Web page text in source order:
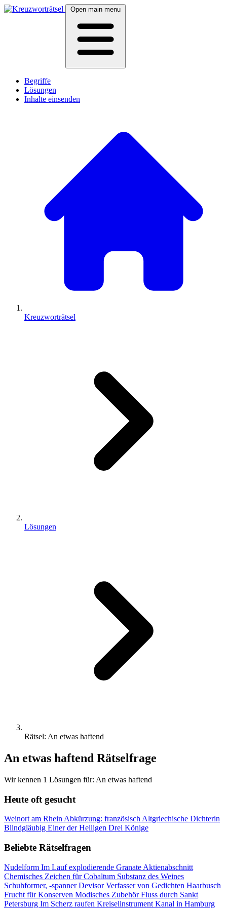
Open main menu
Begriffe
Lösungen
Inhalte einsenden
Kreuzworträtsel
Lösungen
Rätsel: An etwas haftend
An etwas haftend Rätselfrage
Wir kennen 1 Lösungen für: An etwas haftend
Heute oft gesucht
Weinort am Rhein Abkürzung: französisch Altgriechische Dichterin
Blindgläubig Einer der Heiligen Drei Könige
Beliebte Rätselfragen
Nudelform Im Lauf explodierende Granate Aktienabschnitt
Chemisches Zeichen für Cobaltum Substanz des Weines
Schuhformer, -spannerDevisorVerfasser von Gedichten Haarbusch
Frucht für Konserven Modisches ZubehörFluss durch Sankt
Petersburg Im Scherz raufen Kreiselinstrument Kanal in Hamburg